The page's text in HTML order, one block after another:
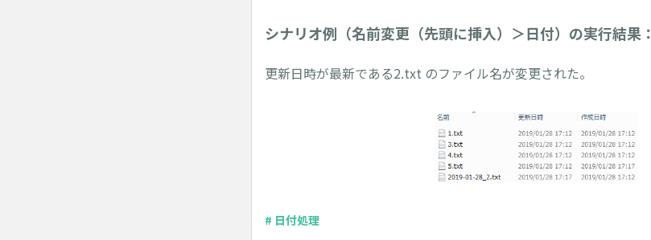
シナリオ例（名前変更（先頭に挿入）＞日付）の実行結果：
更新日時が最新である2.txt のファイル名が変更された。
# 日付処理